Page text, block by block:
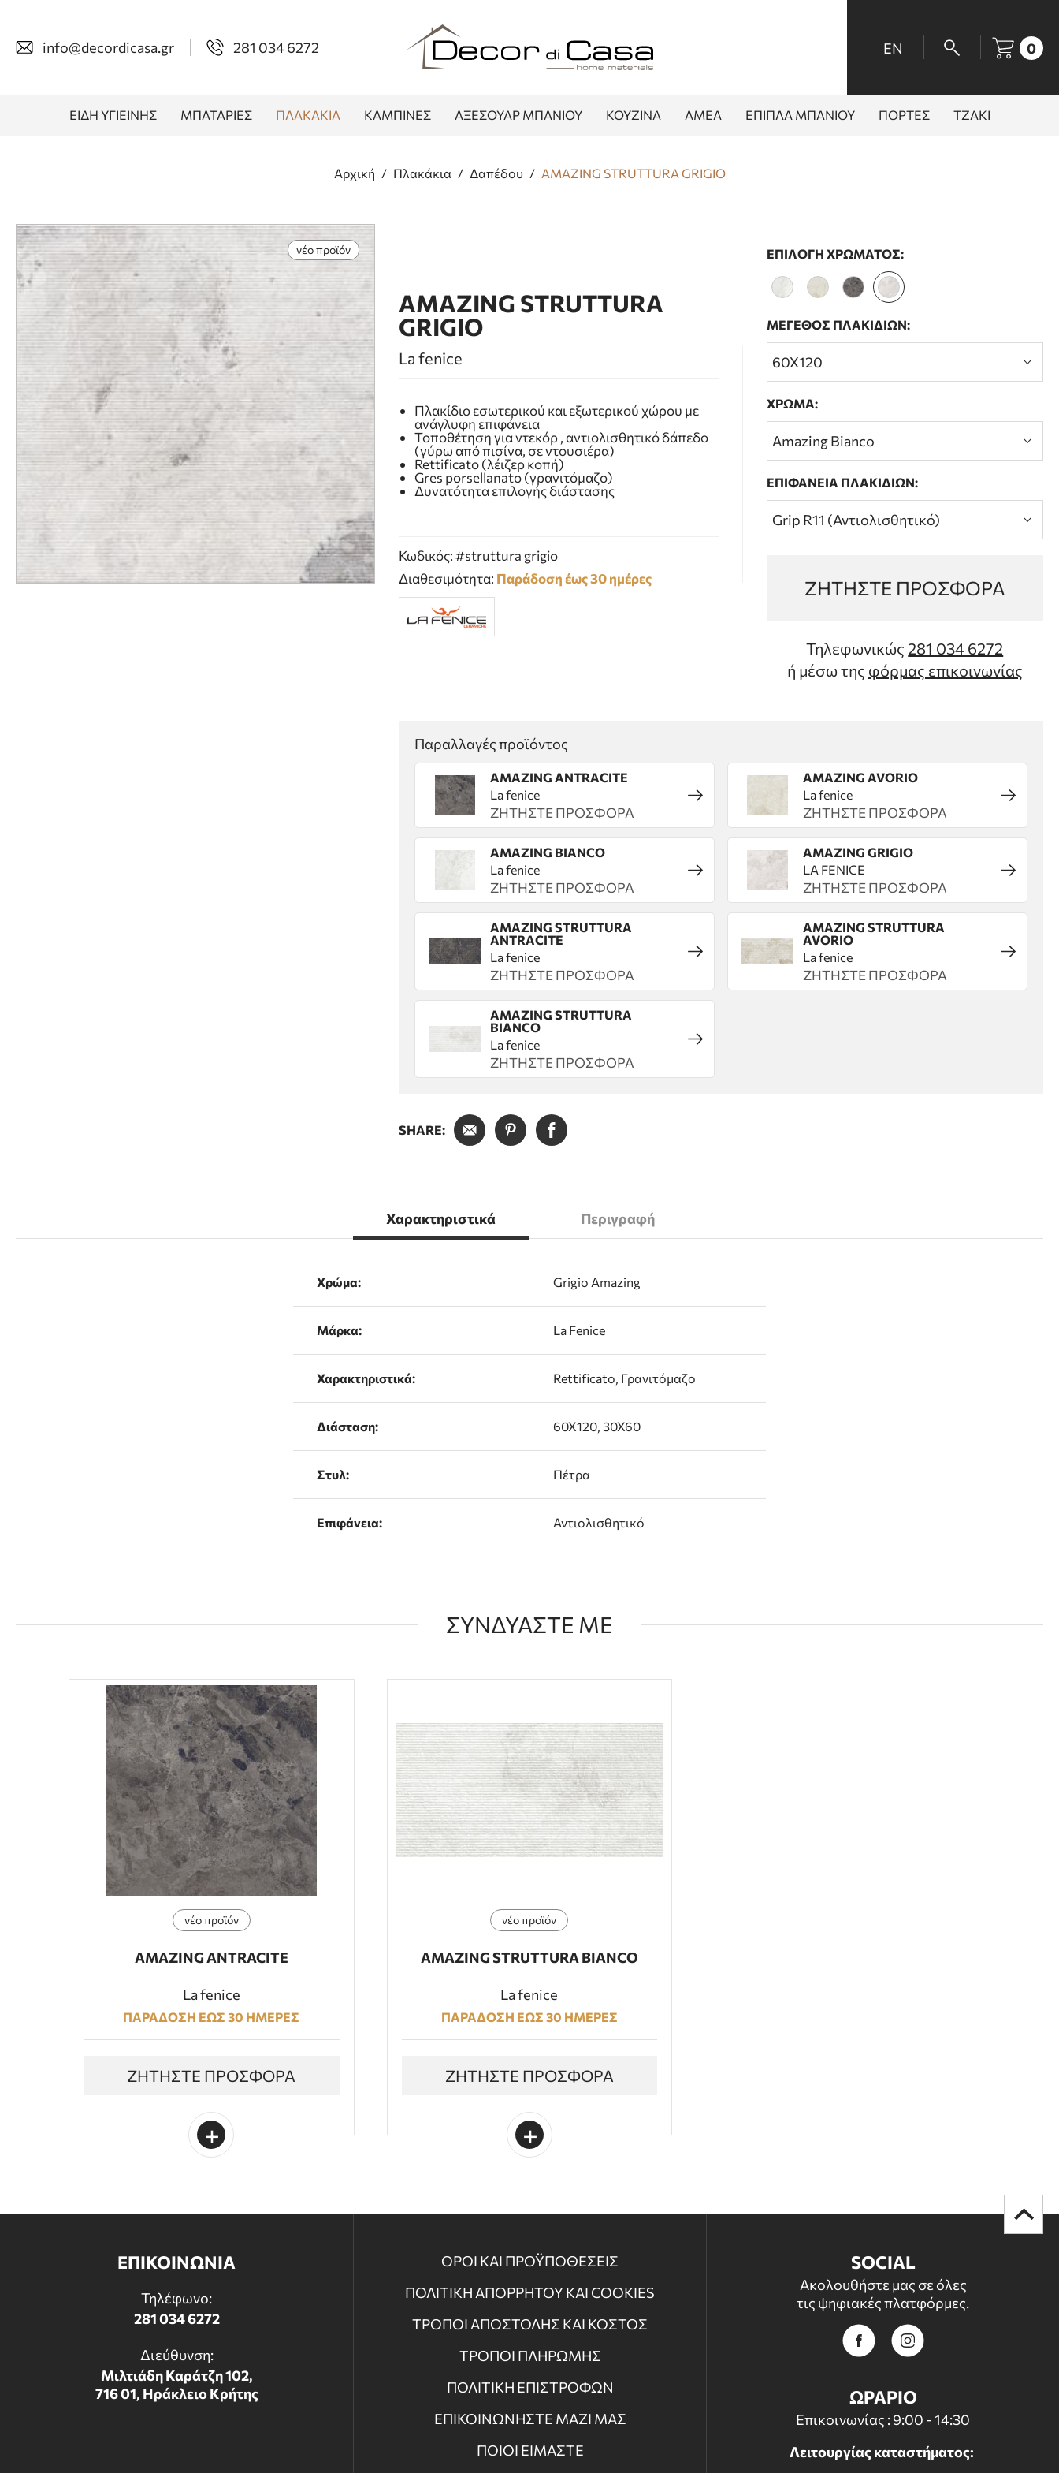
info@decordicasa.gr 281 034 6272 EN 0
ΕΙΔΗ ΥΓΙΕΙΝΗΣ ΜΠΑΤΑΡΙΕΣ ΠΛΑΚΑΚΙΑ ΚΑΜΠΙΝΕΣ ΑΞΕΣΟΥΑΡ ΜΠΑΝΙΟΥ ΚΟΥΖΙΝΑ ΑΜΕΑ ΕΠΙΠΛΑ ΜΠΑΝΙΟΥ ΠΟΡΤΕΣ ΤΖΑΚΙ
Αρχική / Πλακάκια / Δαπέδου / AMAZING STRUTTURA GRIGIO
νέο προϊόν
AMAZING STRUTTURA
GRIGIO
La fenice
Πλακίδιο εσωτερικού και εξωτερικού χώρου με
ανάγλυφη επιφάνεια
Τοποθέτηση για ντεκόρ , αντιολισθητικό δάπεδο
(γύρω από πισίνα, σε ντουσιέρα)
Rettificato (λέιζερ κοπή)
Gres porsellanato (γρανιτόμαζο)
Δυνατότητα επιλογής διάστασης
Κωδικός: #struttura grigio
Διαθεσιμότητα: Παράδοση έως 30 ημέρες
ΕΠΙΛΟΓΗ ΧΡΩΜΑΤΟΣ:
ΜΕΓΕΘΟΣ ΠΛΑΚΙΔΙΩΝ:
ΧΡΩΜΑ:
ΕΠΙΦΑΝΕΙΑ ΠΛΑΚΙΔΙΩΝ:
ΖΗΤΗΣΤΕ ΠΡΟΣΦΟΡΑ
Τηλεφωνικώς 281 034 6272
ή μέσω της φόρμας επικοινωνίας
Παραλλαγές προϊόντος
AMAZING ANTRACITE
La fenice
ΖΗΤΗΣΤΕ ΠΡΟΣΦΟΡΑ
AMAZING AVORIO
La fenice
ΖΗΤΗΣΤΕ ΠΡΟΣΦΟΡΑ
AMAZING BIANCO
La fenice
ΖΗΤΗΣΤΕ ΠΡΟΣΦΟΡΑ
AMAZING GRIGIO
LA FENICE
ΖΗΤΗΣΤΕ ΠΡΟΣΦΟΡΑ
AMAZING STRUTTURA
ANTRACITE
La fenice
ΖΗΤΗΣΤΕ ΠΡΟΣΦΟΡΑ
AMAZING STRUTTURA
AVORIO
La fenice
ΖΗΤΗΣΤΕ ΠΡΟΣΦΟΡΑ
AMAZING STRUTTURA
BIANCO
La fenice
ΖΗΤΗΣΤΕ ΠΡΟΣΦΟΡΑ
SHARE:
Χαρακτηριστικά
Χρώμα: Grigio Amazing
Μάρκα: La Fenice
Χαρακτηριστικά: Rettificato, Γρανιτόμαζο
Διάσταση: 60X120, 30X60
Στυλ: Πέτρα
Επιφάνεια: Αντιολισθητικό
Περιγραφή
ΣΥΝΔΥΑΣΤΕ ΜΕ
νέο προϊόν
AMAZING ANTRACITE
La fenice
ΠΑΡΑΔΟΣΗ ΕΩΣ 30 ΗΜΕΡΕΣ
ΖΗΤΗΣΤΕ ΠΡΟΣΦΟΡΑ
νέο προϊόν
AMAZING STRUTTURA BIANCO
La fenice
ΠΑΡΑΔΟΣΗ ΕΩΣ 30 ΗΜΕΡΕΣ
ΖΗΤΗΣΤΕ ΠΡΟΣΦΟΡΑ
ΕΠΙΚΟΙΝΩΝΙΑ
Τηλέφωνο:
281 034 6272
Διεύθυνση:
Μιλτιάδη Καράτζη 102,
716 01, Ηράκλειο Κρήτης
ΟΡΟΙ ΚΑΙ ΠΡΟΫΠΟΘΕΣΕΙΣ
ΠΟΛΙΤΙΚΗ ΑΠΟΡΡΗΤΟΥ ΚΑΙ COOKIES
ΤΡΟΠΟΙ ΑΠΟΣΤΟΛΗΣ ΚΑΙ ΚΟΣΤΟΣ
ΤΡΟΠΟΙ ΠΛΗΡΩΜΗΣ
ΠΟΛΙΤΙΚΗ ΕΠΙΣΤΡΟΦΩΝ
ΕΠΙΚΟΙΝΩΝΗΣΤΕ ΜΑΖΙ ΜΑΣ
ΠΟΙΟΙ ΕΙΜΑΣΤΕ
SOCIAL
Ακολουθήστε μας σε όλες
τις ψηφιακές πλατφόρμες.
ΩΡΑΡΙΟ
Επικοινωνίας : 9:00 - 14:30
Λειτουργίας καταστήματος: